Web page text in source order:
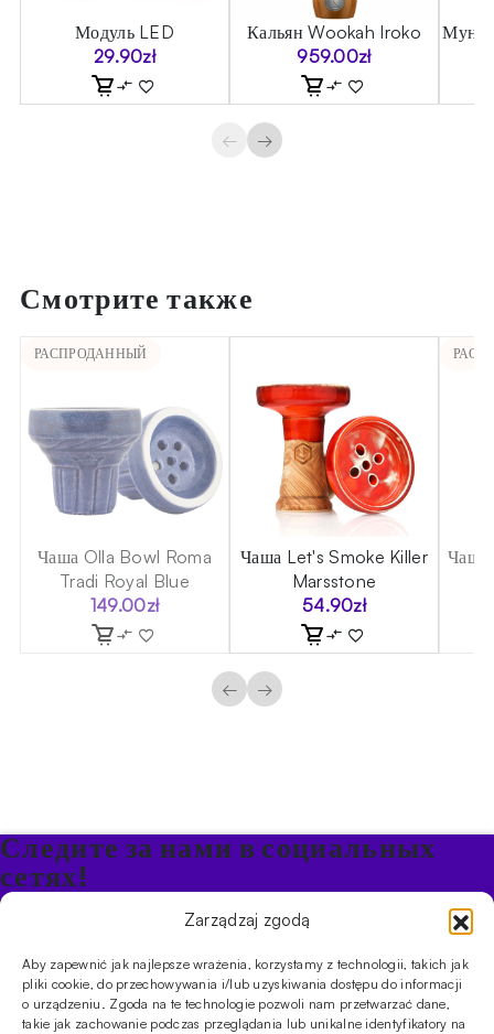
Zarządzaj zgodą
Aby zapewnić jak najlepsze wrażenia, korzystamy z technologii, takich jak
pliki cookie, do przechowywania i/lub uzyskiwania dostępu do informacji
o urządzeniu. Zgoda na te technologie pozwoli nam przetwarzać dane,
takie jak zachowanie podczas przeglądania lub unikalne identyfikatory na
Модуль LED
29.90zł
Кальян Wookah Iroko
959.00zł
← →
Смотрите также
РАСПРОДАННЫЙ
Чаша Olla Bowl Roma
Tradi Royal Blue
149.00zł
Чаша Let's Smoke Killer
Marsstone
54.90zł
Чаша
← →
Следите за нами в социальных
сетях!
Будьте в курсе акций и новостей в Кальяне
ПРОДУКТЫ
КальяныЧашиУгли и розжигПродукты безникотиновые